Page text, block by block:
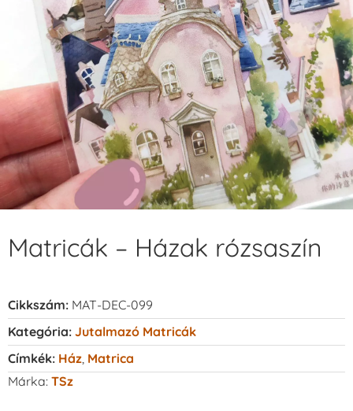
Matricák – Házak rózsaszín
Cikkszám: MAT-DEC-099
Kategória: Jutalmazó Matricák
Címkék: Ház, Matrica
Márka: TSz